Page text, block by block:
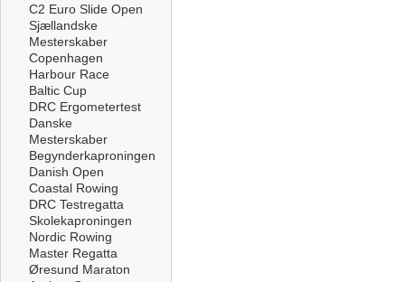
C2 Euro Slide Open
Sjællandske
Mesterskaber
Copenhagen
Harbour Race
Baltic Cup
DRC Ergometertest
Danske
Mesterskaber
Begynderkaproningen
Danish Open
Coastal Rowing
DRC Testregatta
Skolekaproningen
Nordic Rowing
Master Regatta
Øresund Maraton